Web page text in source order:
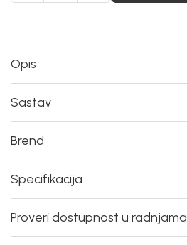
Opis
Sastav
Brend
Specifikacija
Proveri dostupnost u radnjama